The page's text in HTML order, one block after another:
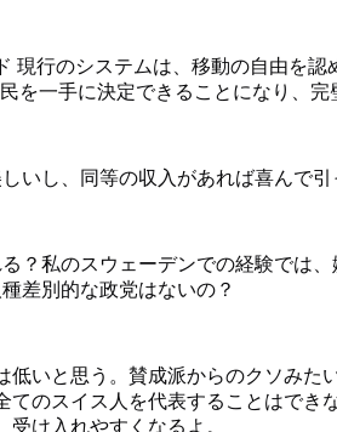
現行のシステムは、移動の自由を
を一手に決定できることになり、
いし、同等の収入があれば喜んで引
？私のスウェーデンでの経験では
差別的な政党はないの？
いと思う。賛成派からのクソみ
てのスイス人を代表することはで
け入れやすくなるよ。